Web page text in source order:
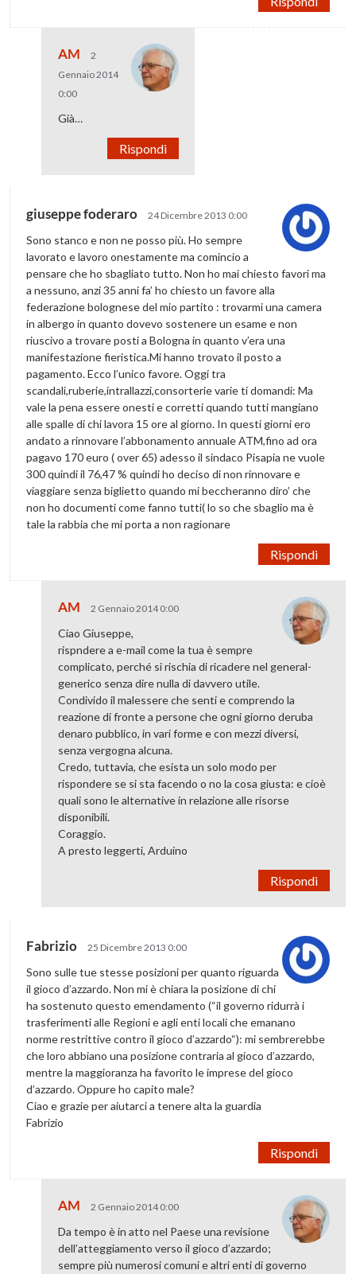
AM
2
Gennaio 2014
0:00
Già…
Rispondi
giuseppe foderaro 24 Dicembre 2013 0:00
Sono stanco e non ne posso più. Ho sempre
lavorato e lavoro onestamente ma comincio a
pensare che ho sbagliato tutto. Non ho mai chiesto favori ma
a nessuno, anzi 35 anni fa’ ho chiesto un favore alla
federazione bolognese del mio partito : trovarmi una camera
in albergo in quanto dovevo sostenere un esame e non
riuscivo a trovare posti a Bologna in quanto v’era una
manifestazione fieristica.Mi hanno trovato il posto a
pagamento. Ecco l’unico favore. Oggi tra
scandali,ruberie,intrallazzi,consorterie varie ti domandi: Ma
vale la pena essere onesti e corretti quando tutti mangiano
alle spalle di chi lavora 15 ore al giorno. In questi giorni ero
andato a rinnovare l’abbonamento annuale ATM,fino ad ora
pagavo 170 euro ( over 65) adesso il sindaco Pisapia ne vuole
300 quindi il 76,47 % quindi ho deciso di non rinnovare e
viaggiare senza biglietto quando mi beccheranno diro’ che
non ho documenti come fanno tutti( lo so che sbaglio ma è
tale la rabbia che mi porta a non ragionare
Rispondi
AM 2 Gennaio 2014 0:00
Ciao Giuseppe,
rispndere a e-mail come la tua è sempre
complicato, perché si rischia di ricadere nel general-
generico senza dire nulla di davvero utile.
Condivido il malessere che senti e comprendo la
reazione di fronte a persone che ogni giorno deruba
denaro pubblico, in vari forme e con mezzi diversi,
senza vergogna alcuna.
Credo, tuttavia, che esista un solo modo per
rispondere se si sta facendo o no la cosa giusta: e cioè
quali sono le alternative in relazione alle risorse
disponibili.
Coraggio.
A presto leggerti, Arduino
Rispondi
Fabrizio 25 Dicembre 2013 0:00
Sono sulle tue stesse posizioni per quanto riguarda
il gioco d’azzardo. Non mi è chiara la posizione di chi
ha sostenuto questo emendamento (“il governo ridurrà i
trasferimenti alle Regioni e agli enti locali che emanano
norme restrittive contro il gioco d’azzardo“): mi sembrerebbe
che loro abbiano una posizione contraria al gioco d’azzardo,
mentre la maggioranza ha favorito le imprese del gioco
d’azzardo. Oppure ho capito male?
Ciao e grazie per aiutarci a tenere alta la guardia
Fabrizio
Rispondi
AM 2 Gennaio 2014 0:00
Da tempo è in atto nel Paese una revisione
dell’atteggiamento verso il gioco d’azzardo;
sempre più numerosi comuni e altri enti di governo